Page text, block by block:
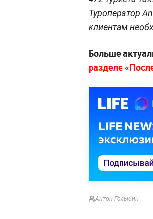
Туроператор
клиентам
Больше
разделе
Антон Голыбин